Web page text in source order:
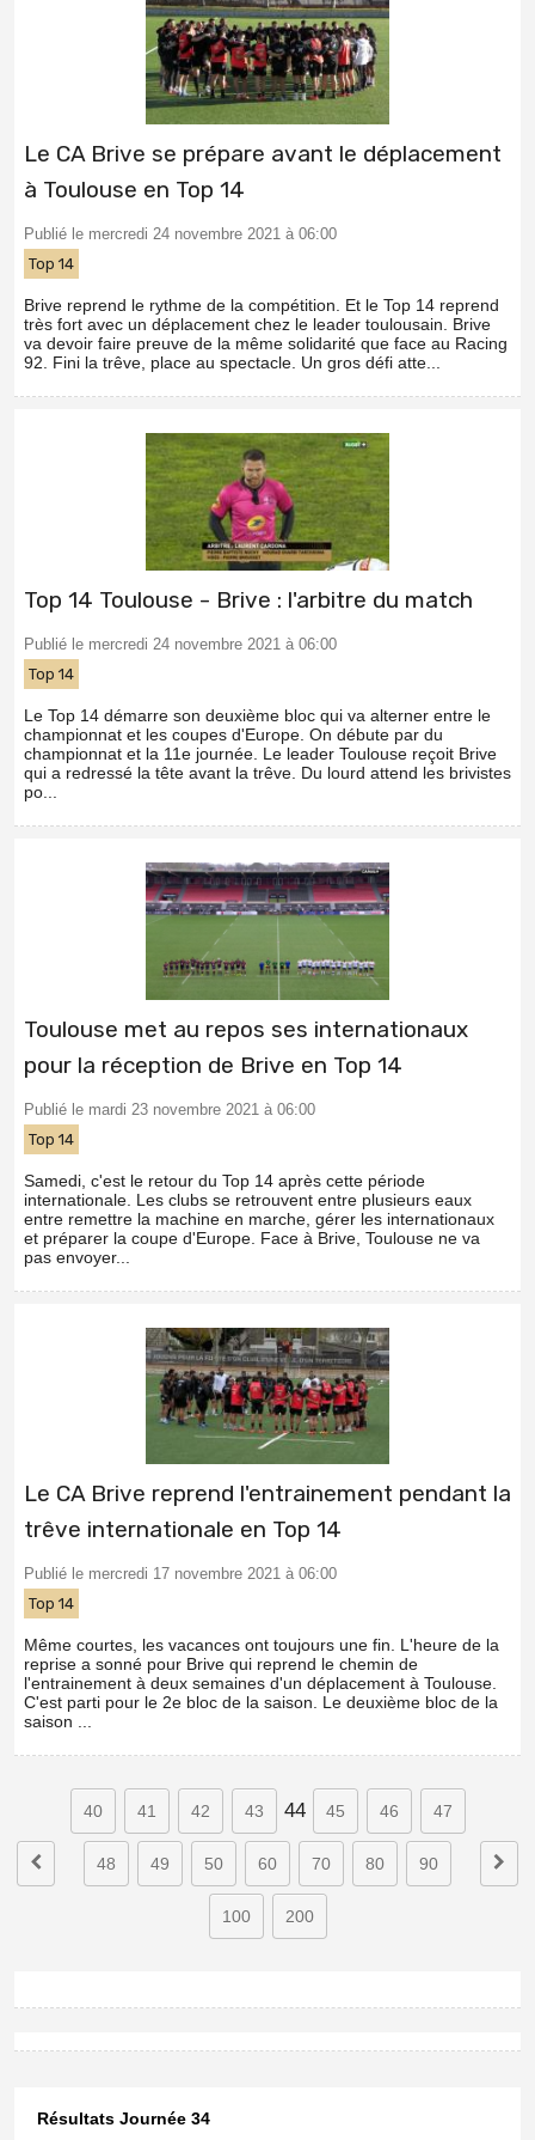
Le CA Brive se prépare avant le déplacement
à Toulouse en Top 14
Publié le mercredi 24 novembre 2021 à 06:00
Top 14
Brive reprend le rythme de la compétition. Et le Top 14 reprend
très fort avec un déplacement chez le leader toulousain. Brive
va devoir faire preuve de la même solidarité que face au Racing
92. Fini la trêve, place au spectacle. Un gros défi atte...
Top 14 Toulouse - Brive : l'arbitre du match
Publié le mercredi 24 novembre 2021 à 06:00
Top 14
Le Top 14 démarre son deuxième bloc qui va alterner entre le
championnat et les coupes d'Europe. On débute par du
championnat et la 11e journée. Le leader Toulouse reçoit Brive
qui a redressé la tête avant la trêve. Du lourd attend les brivistes
po...
Toulouse met au repos ses internationaux
pour la réception de Brive en Top 14
Publié le mardi 23 novembre 2021 à 06:00
Top 14
Samedi, c'est le retour du Top 14 après cette période
internationale. Les clubs se retrouvent entre plusieurs eaux
entre remettre la machine en marche, gérer les internationaux
et préparer la coupe d'Europe. Face à Brive, Toulouse ne va
pas envoyer...
Le CA Brive reprend l'entrainement pendant la
trêve internationale en Top 14
Publié le mercredi 17 novembre 2021 à 06:00
Top 14
Même courtes, les vacances ont toujours une fin. L'heure de la
reprise a sonné pour Brive qui reprend le chemin de
l'entrainement à deux semaines d'un déplacement à Toulouse.
C'est parti pour le 2e bloc de la saison. Le deuxième bloc de la
saison ...
40 41 42 43 44 45 46 47
48 49 50 60 70 80 90
100 200
Résultats Journée 34